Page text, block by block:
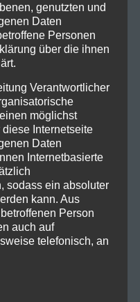
Ring
Villa
Air Festival 2023
Full Force
genutzten und
Daten
Personen
über die ihnen
Verantwortlicher
möglichst
Internetseite
Daten
Internetbasierte
sodass ein absoluter
kann. Aus
Person
auch auf
telefonisch, an